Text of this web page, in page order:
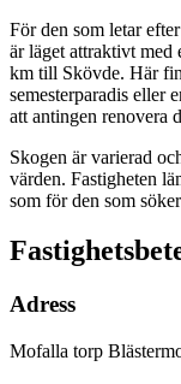
För den som letar
är läget attraktivt
km till Skövde. Här
semesterparadis eller
att antingen renovera
Skogen är varierad
värden. Fastigheten
som för den som
Adress
Mofalla torp